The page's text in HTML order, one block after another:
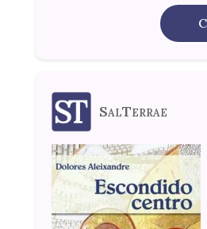
SalTerrae